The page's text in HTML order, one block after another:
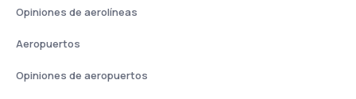
Opiniones de aerolíneas
Aeropuertos
Opiniones de aeropuertos